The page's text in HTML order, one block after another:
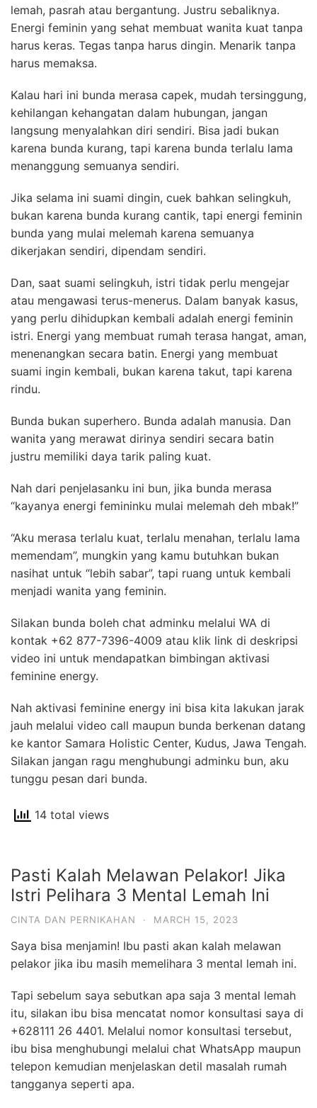
lemah, pasrah atau bergantung. Justru sebaliknya.
Energi feminin yang sehat membuat wanita kuat tanpa
harus keras. Tegas tanpa harus dingin. Menarik tanpa
harus memaksa.
Kalau hari ini bunda merasa capek, mudah tersinggung,
kehilangan kehangatan dalam hubungan, jangan
langsung menyalahkan diri sendiri. Bisa jadi bukan
karena bunda kurang, tapi karena bunda terlalu lama
menanggung semuanya sendiri.
Jika selama ini suami dingin, cuek bahkan selingkuh,
bukan karena bunda kurang cantik, tapi energi feminin
bunda yang mulai melemah karena semuanya
dikerjakan sendiri, dipendam sendiri.
Dan, saat suami selingkuh, istri tidak perlu mengejar
atau mengawasi terus-menerus. Dalam banyak kasus,
yang perlu dihidupkan kembali adalah energi feminin
istri. Energi yang membuat rumah terasa hangat, aman,
menenangkan secara batin. Energi yang membuat
suami ingin kembali, bukan karena takut, tapi karena
rindu.
Bunda bukan superhero. Bunda adalah manusia. Dan
wanita yang merawat dirinya sendiri secara batin
justru memiliki daya tarik paling kuat.
Nah dari penjelasanku ini bun, jika bunda merasa
“kayanya energi femininku mulai melemah deh mbak!”
“Aku merasa terlalu kuat, terlalu menahan, terlalu lama
memendam”, mungkin yang kamu butuhkan bukan
nasihat untuk “lebih sabar”, tapi ruang untuk kembali
menjadi wanita yang feminin.
Silakan bunda boleh chat adminku melalui WA di
kontak +62 877-7396-4009 atau klik link di deskripsi
video ini untuk mendapatkan bimbingan aktivasi
feminine energy.
Nah aktivasi feminine energy ini bisa kita lakukan jarak
jauh melalui video call maupun bunda berkenan datang
ke kantor Samara Holistic Center, Kudus, Jawa Tengah.
Silakan jangan ragu menghubungi adminku bun, aku
tunggu pesan dari bunda.
14 total views
Pasti Kalah Melawan Pelakor! Jika
Istri Pelihara 3 Mental Lemah Ini
CINTA DAN PERNIKAHAN · MARCH 15, 2023
Saya bisa menjamin! Ibu pasti akan kalah melawan
pelakor jika ibu masih memelihara 3 mental lemah ini.
Tapi sebelum saya sebutkan apa saja 3 mental lemah
itu, silakan ibu bisa mencatat nomor konsultasi saya di
+628111 26 4401. Melalui nomor konsultasi tersebut,
ibu bisa menghubungi melalui chat WhatsApp maupun
telepon kemudian menjelaskan detil masalah rumah
tangganya seperti apa.